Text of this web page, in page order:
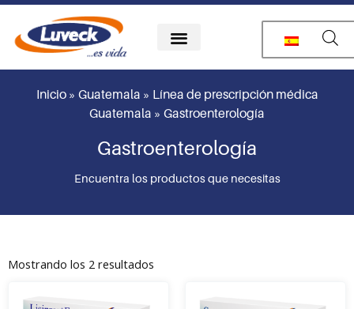
Ir
contenido
Inicio» Guatemala » Línea de prescripción médica
Guatemala » Gastroenterología
Gastroenterología
Encuentra los productos que necesitas
Mostrando los 2 resultados